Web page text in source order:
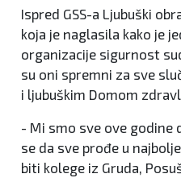
Ispred GSS-a Ljubuški
koja je naglasila kako je
organizacije sigurnost
su oni spremni za sve
i ljubuškim Domom
- Mi smo sve ove godine
se da sve prođe u
biti kolege iz Gruda,